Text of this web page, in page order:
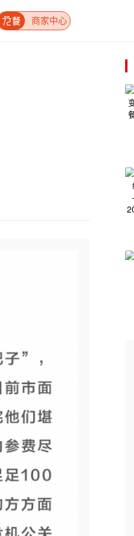
商家中心